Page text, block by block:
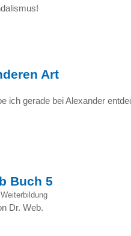
Art
ich gerade bei Alexander
Buch 5
Weiterbildung
Dr. Web.